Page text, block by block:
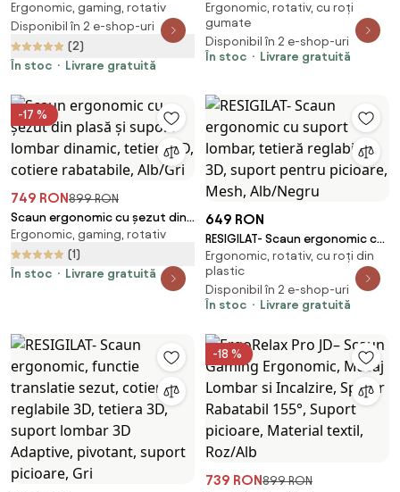
puncte, Boxe Bluetooth,
funcție șezlong, 90-155 grade,
suport picioare, textil, Gri
Ergonomic, gaming, rotativ
Disponibil în 2 e-shop-uri
(2)
În stoc
Livrare gratuită
lombar, pivotant 360°, tetieră
reglabilă, suport pentru
picioare, Mesh, Negru
Ergonomic, rotativ, cu roți
gumate
Disponibil în 2 e-shop-uri
În stoc
Livrare gratuită
-17 %
749 RON899 RON
Scaun ergonomic cu șezut din
plasă și suport lombar dinamic,
tetiera 3D, cotiere rabatabile,
Alb/Gri
Ergonomic, gaming, rotativ
(1)
În stoc
Livrare gratuită
649 RON
RESIGILAT- Scaun ergonomic cu
suport lombar, tetieră reglabilă
3D, suport pentru picioare,
Mesh, Alb/Negru
Ergonomic, rotativ, cu roți din
plastic
Disponibil în 2 e-shop-uri
În stoc
Livrare gratuită
-18 %
739 RON899 RON